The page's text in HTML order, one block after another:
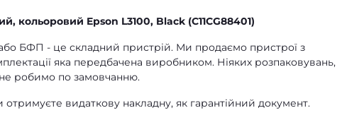
кольоровий Epson L3100, Black (C11CG88401)
БФП - це складний пристрій. Ми продаємо пристрої з
яка передбачена виробником. Ніяких розпаковувань,
робимо по замовчанню.
видаткову накладну, як гарантійний документ.